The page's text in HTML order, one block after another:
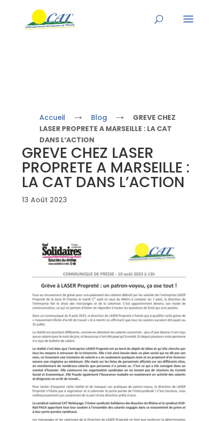
Accueil → Blog →
GREVE CHEZ
LASER PROPRETE A MARSEILLE : LA CAT
DANS L’ACTION
GREVE CHEZ LASER
PROPRETE A MARSEILLE :
LA CAT DANS L’ACTION
13 Août 2023